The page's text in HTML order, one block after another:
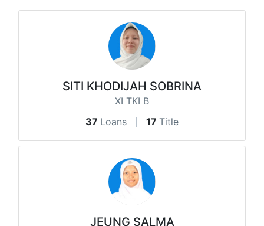
SITI KHODIJAH SOBRINA
XI TKI B
37 Loans 17 Title
JEUNG SALMA